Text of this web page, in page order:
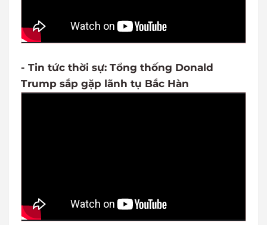
- Tin tức thời sự: Tổng thống Donald
Trump sắp gặp lãnh tụ Bắc Hàn